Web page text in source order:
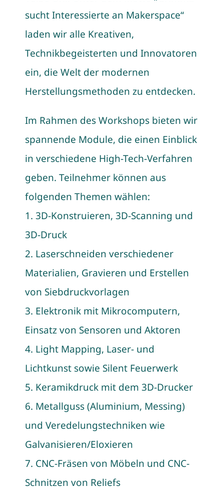
sucht Interessierte an Makerspace“
laden wir alle Kreativen,
Technikbegeisterten und Innovatoren
ein, die Welt der modernen
Herstellungsmethoden zu entdecken.
Im Rahmen des Workshops bieten wir
spannende Module, die einen Einblick
in verschiedene High-Tech-Verfahren
geben. Teilnehmer können aus
folgenden Themen wählen:
1. 3D-Konstruieren, 3D-Scanning und
3D-Druck
2. Laserschneiden verschiedener
Materialien, Gravieren und Erstellen
von Siebdruckvorlagen
3. Elektronik mit Mikrocomputern,
Einsatz von Sensoren und Aktoren
4. Light Mapping, Laser- und
Lichtkunst sowie Silent Feuerwerk
5. Keramikdruck mit dem 3D-Drucker
6. Metallguss (Aluminium, Messing)
und Veredelungstechniken wie
Galvanisieren/Eloxieren
7. CNC-Fräsen von Möbeln und CNC-
Schnitzen von Reliefs